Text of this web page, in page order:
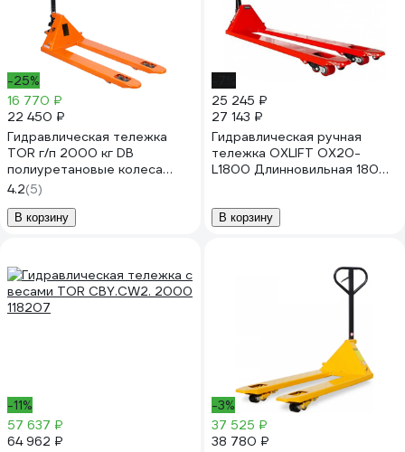
-25%
16 770 ₽
22 450 ₽
Гидравлическая тележка
TOR г/п 2000 кг DB
полиуретановые колеса
1005943
4.2(5)
В корзину
25 245 ₽
27 143 ₽
Гидравлическая ручная
тележка OXLIFT OX20-
L1800 Длинновильная 1800
В корзину
-11%
57 637 ₽
64 962 ₽
-3%
37 525 ₽
38 780 ₽